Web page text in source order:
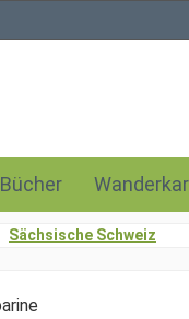
Bücher
Sächsische Schweiz